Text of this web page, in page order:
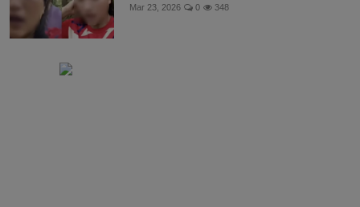
Mar 23, 2026 0 348